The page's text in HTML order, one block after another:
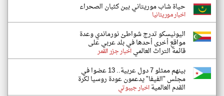
حياة شاب موريتاني بين كثبان الصحراء
اخبار موريتانيا
اليونيسكو تدرج شواطئ نورماندي وعدة
مواقع أخرى أحدها في بلد عربي على
قائمة التراث العالمياخبار جزر القمر
بينهم ممثلو 7 دول عربية.. 13 عضوا في
مجلس "الفيفا" يدعمون عودة روسيا لكرة
القدم العالميةاخبار جيبوتي